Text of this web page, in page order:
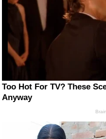
Too Hot For TV? These
Anyway